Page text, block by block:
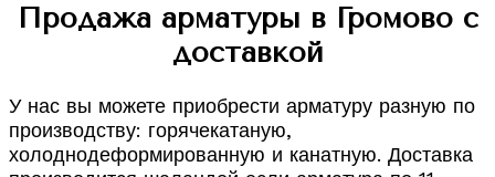
Продажа арматуры в Громово с
доставкой
У нас вы можете приобрести арматуру разную по
производству: горячекатаную,
холоднодеформированную и канатную. Доставка